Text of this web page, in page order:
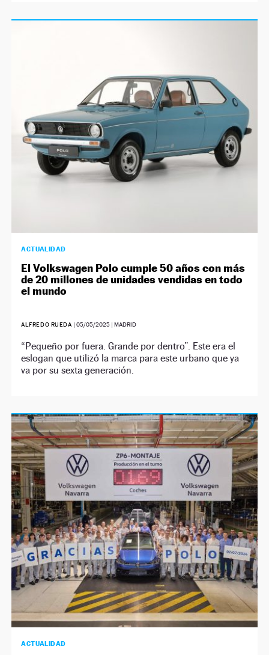
ACTUALIDAD
El Volkswagen Polo cumple 50 años con más
de 20 millones de unidades vendidas en todo
el mundo
ALFREDO RUEDA | 05/05/2025| MADRID
“Pequeño por fuera. Grande por dentro”. Este era el
eslogan que utilizó la marca para este urbano que ya
va por su sexta generación.
ACTUALIDAD